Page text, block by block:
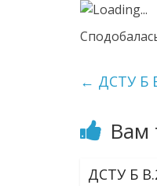
Loading...
← ДСТУ Б
Вам
ДСТУ Б